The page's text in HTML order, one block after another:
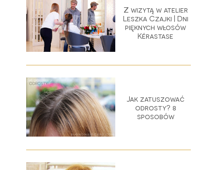
Z wizytą w atelier
Leszka Czajki | Dni
pięknych włosów
Kérastase
Jak zatuszować
odrosty? 8
sposobów